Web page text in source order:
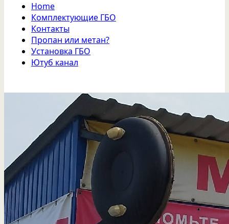
Home
Комплектующие ГБО
Контакты
Пропан или метан?
Установка ГБО
Ютуб канал